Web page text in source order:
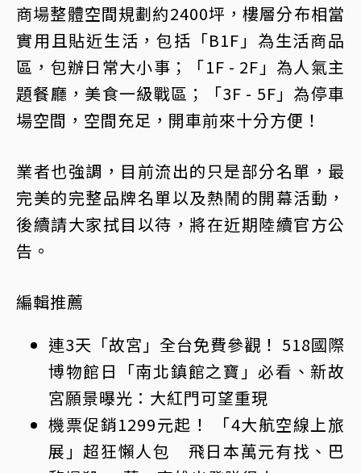
商場整體空間規劃約2400坪，樓層分布相當
實用且貼近生活，包括「B1F」為生活商品
區，包辦日常大小事；「1F - 2F」為人氣主
題餐廳，美食一級戰區；「3F - 5F」為停車
場空間，空間充足，開車前來十分方便！
業者也強調，目前流出的只是部分名單，最
完美的完整品牌名單以及熱鬧的開幕活動，
後續請大家拭目以待，將在近期陸續官方公
告。
編輯推薦
連3天「故宮」全台免費參觀！ 518國際
博物館日「南北鎮館之寶」必看、新故
宮願景曝光：大紅門可望重現
機票促銷1299元起！ 「4大航空線上旅
展」超狂懶人包 飛日本萬元有找、巴